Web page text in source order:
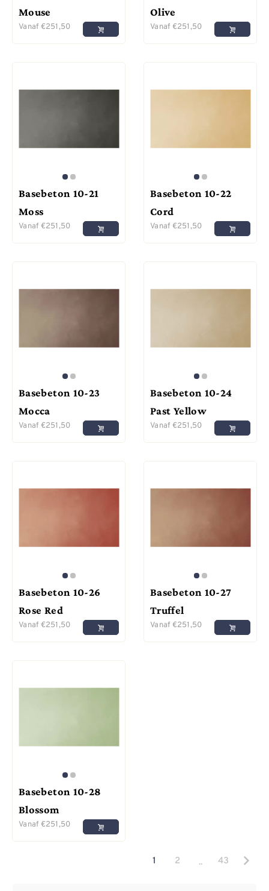
Mouse
Vanaf €251,50
Olive
Vanaf €251,50
Basebeton 10-21
Moss
Vanaf €251,50
Basebeton 10-22
Cord
Vanaf €251,50
Basebeton 10-23
Mocca
Vanaf €251,50
Basebeton 10-24
Past Yellow
Vanaf €251,50
Basebeton 10-26
Rose Red
Vanaf €251,50
Basebeton 10-27
Truffel
Vanaf €251,50
Basebeton 10-28
Blossom
Vanaf €251,50
1 2 .. 43